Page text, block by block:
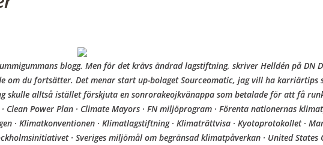
blogg. Men för det krävs ändrad lagstiftning, skriver Helldén på DN
om du fortsätter. Det menar start up-bolaget Sourceomatic, jag vill ha karriärtips
skulle alltså istället förskjuta en sonrorakeojkvänappa som betalade för att få
Power Plan · Climate Mayors · FN miljöprogram · Förenta nationernas
· Klimatkonventionen · Klimatlagstiftning · Klimaträttvisa · Kyotoprotokollet ·
· Sveriges miljömål om begränsad klimatpåverkan · United States